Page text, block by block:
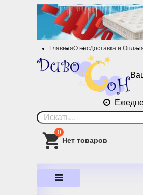
ГлавнаяО насДоставка и
0